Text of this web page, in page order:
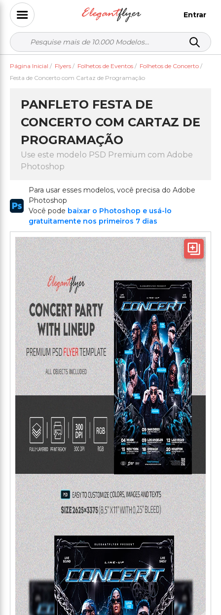
Entrar
Página Inicial / Flyers / Folhetos de Eventos / Folhetos de Concerto /
Festa de Concerto com Cartaz de Programação
PANFLETO FESTA DE
CONCERTO COM CARTAZ DE
PROGRAMAÇÃO
Use este modelo PSD Premium com Adobe
Photoshop
Para usar esses modelos, você precisa do Adobe
Photoshop
Você pode baixar o Photoshop e usá-lo
gratuitamente nos primeiros 7 dias